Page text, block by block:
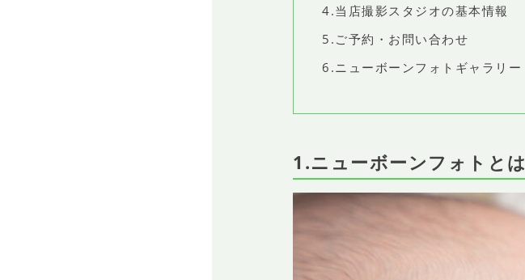
4.当店撮影スタジオの基本情報
5.ご予約・お問い合わせ
6.ニューボーンフォトギャラリー
1.ニューボーンフォトとは